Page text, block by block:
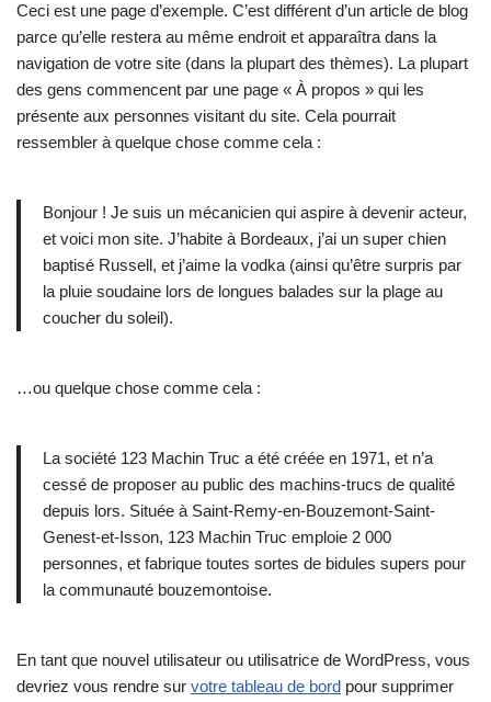
Ceci est une page d’exemple. C’est différent d’un article de blog
parce qu’elle restera au même endroit et apparaîtra dans la
navigation de votre site (dans la plupart des thèmes). La plupart
des gens commencent par une page « À propos » qui les
présente aux personnes visitant du site. Cela pourrait
ressembler à quelque chose comme cela :
Bonjour ! Je suis un mécanicien qui aspire à devenir acteur,
et voici mon site. J’habite à Bordeaux, j’ai un super chien
baptisé Russell, et j’aime la vodka (ainsi qu’être surpris par
la pluie soudaine lors de longues balades sur la plage au
coucher du soleil).
…ou quelque chose comme cela :
La société 123 Machin Truc a été créée en 1971, et n’a
cessé de proposer au public des machins-trucs de qualité
depuis lors. Située à Saint-Remy-en-Bouzemont-Saint-
Genest-et-Isson, 123 Machin Truc emploie 2 000
personnes, et fabrique toutes sortes de bidules supers pour
la communauté bouzemontoise.
En tant que nouvel utilisateur ou utilisatrice de WordPress, vous
devriez vous rendre sur votre tableau de bord pour supprimer